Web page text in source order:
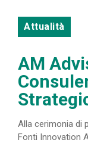
Attualità
AM
Alla cerimonia di
Fonti Innovation